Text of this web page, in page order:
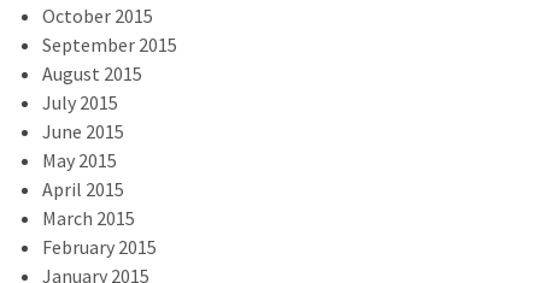
October 2015
September 2015
August 2015
July 2015
June 2015
May 2015
April 2015
March 2015
February 2015
January 2015